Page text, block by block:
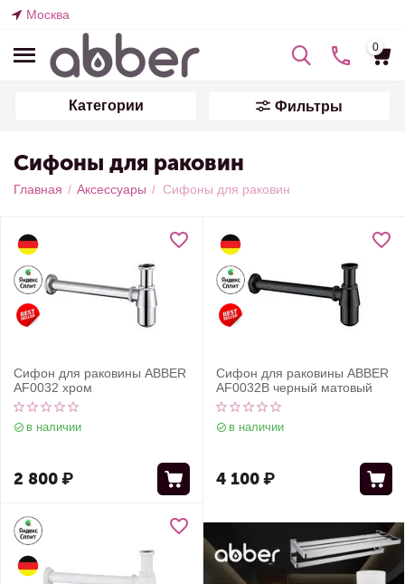
Москва
0
Категории Фильтры
Сифоны для раковин
Главная / Аксессуары / Сифоны для раковин
Сифон для раковины ABBER
AF0032 хром
в наличии
2 800₽
Сифон для раковины ABBER
AF0032B черный матовый
в наличии
4 100₽